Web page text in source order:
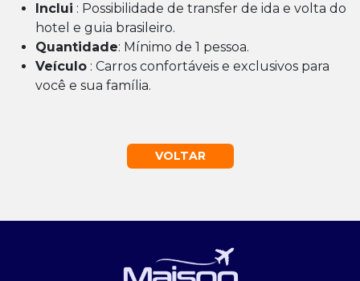
Inclui : Possibilidade de transfer de ida e volta do
hotel e guia brasileiro.
Quantidade: Mínimo de 1 pessoa.
Veículo : Carros confortáveis e exclusivos para
você e sua família.
VOLTAR